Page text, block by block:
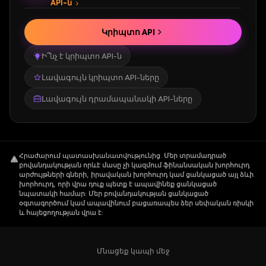
Initially, VTHO tokens operated on the
Ethereum blockchain until 2018, when the
network rebranded itself and moved to its
own VeChainThor blockchain. Subsequently,
it became a dual-token ecosystem for the
Internet of Things enterprise solutions that
operate with smart chips. The VeChain Thor
were created to facilitate diversity.
Other VeChain team members include a
steering committee comprised of individuals
with diverse backgrounds. The project also
Cheung, James Gong, etc., forming part of
API-ն
Ի՞նչ է կրիպտո API-ն
Լավագույն կրիպտո API-ները
Լավագույն դրամապանակի API-ները
Կրիպտո API
Հրաժարում պատասխանատվությունից. Մեր տրամադրած
բովանդակության որևէ մասը չի կազմում ֆինանսական խորհուրդ
արժույթների գների, իրավական խորհուրդ կամ ցանկացած այլ ձևի
խորհուրդ, որի վրա դուք պետք է ապավինեք ցանկացած
նպատակի համար: Մեր բովանդակության ցանկացած
օգտագործում կամ ապավինում բացառապես ձեր սեփական ռիսկի
և հայեցողության վրա է:
Մնացեք կապի մեջ